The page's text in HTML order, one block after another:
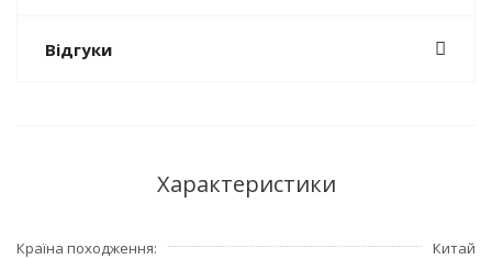
Відгуки
Характеристики
Країна походження
Китай